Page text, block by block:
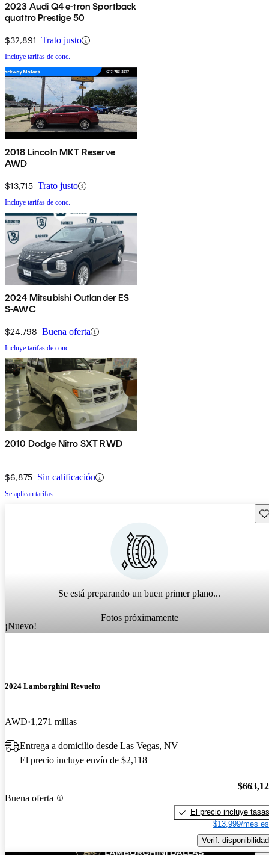
2023 Audi Q4 e-tron Sportback
quattro Prestige 50
$32,891 Trato justo
Incluye tarifas de conc.
2018 Lincoln MKT Reserve
AWD
$13,715 Trato justo
Incluye tarifas de conc.
2024 Mitsubishi Outlander ES
S-AWC
$24,798 Buena oferta
Incluye tarifas de conc.
2010 Dodge Nitro SXT RWD
$6,875 Sin calificación
Se aplican tarifas
Se está preparando un buen primer plano...
Fotos próximamente
¡Nuevo!
2024 Lamborghini Revuelto
AWD 1,271 millas
Entrega a domicilio desde Las Vegas, NV
El precio incluye envío de $2,118
Buena oferta
El precio incluye tasas
$13,999/mes
Verif. disponibilidad